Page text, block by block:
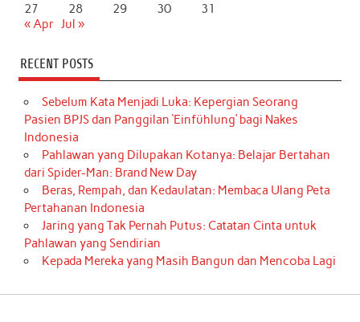
27
28 29 30
31
« Apr Jul »
RECENT POSTS
Sebelum Kata Menjadi Luka: Kepergian Seorang
Pasien BPJS dan Panggilan ‘Einfühlung’ bagi Nakes
Indonesia
Pahlawan yang Dilupakan Kotanya: Belajar Bertahan
dari Spider-Man: Brand New Day
Beras, Rempah, dan Kedaulatan: Membaca Ulang Peta
Pertahanan Indonesia
Jaring yang Tak Pernah Putus: Catatan Cinta untuk
Pahlawan yang Sendirian
Kepada Mereka yang Masih Bangun dan Mencoba Lagi